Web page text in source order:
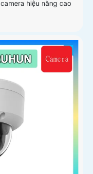
hiệu năng cao